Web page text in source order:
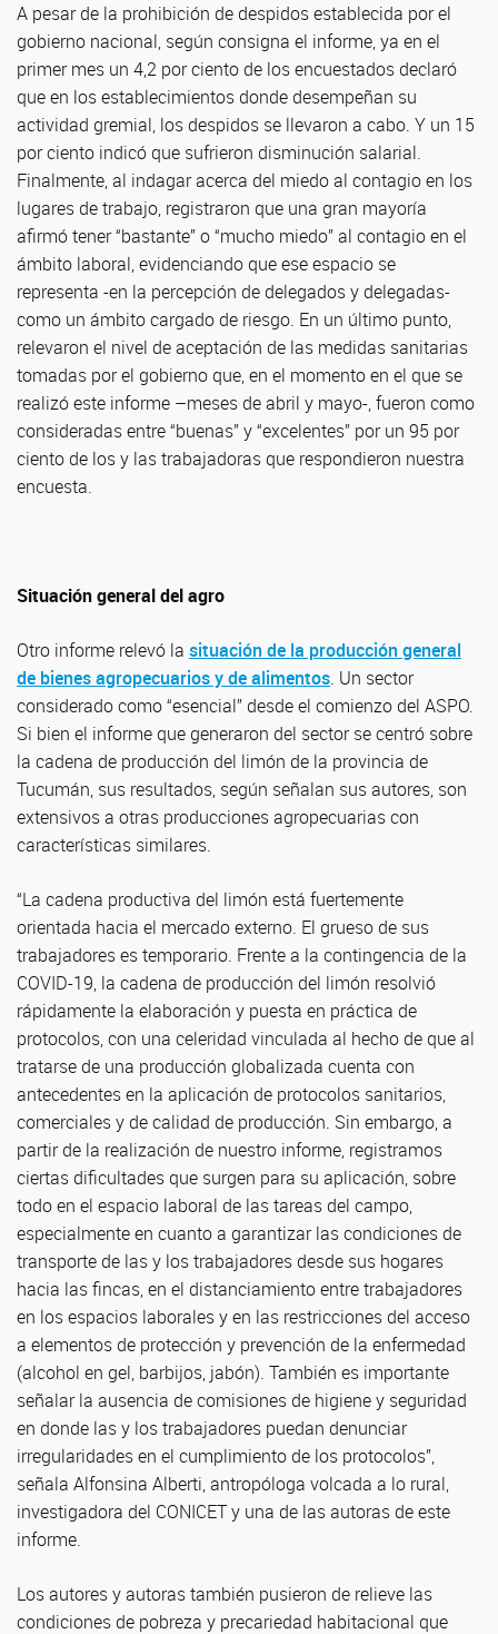
A pesar de la prohibición de despidos establecida por el
gobierno nacional, según consigna el informe, ya en el
primer mes un 4,2 por ciento de los encuestados declaró
que en los establecimientos donde desempeñan su
actividad gremial, los despidos se llevaron a cabo. Y un 15
por ciento indicó que sufrieron disminución salarial.
Finalmente, al indagar acerca del miedo al contagio en los
lugares de trabajo, registraron que una gran mayoría
afirmó tener “bastante” o “mucho miedo” al contagio en el
ámbito laboral, evidenciando que ese espacio se
representa -en la percepción de delegados y delegadas-
como un ámbito cargado de riesgo. En un último punto,
relevaron el nivel de aceptación de las medidas sanitarias
tomadas por el gobierno que, en el momento en el que se
realizó este informe –meses de abril y mayo-, fueron como
consideradas entre “buenas” y “excelentes” por un 95 por
ciento de los y las trabajadoras que respondieron nuestra
encuesta.
Situación general del agro
Otro informe relevó la situación de la producción general
de bienes agropecuarios y de alimentos. Un sector
considerado como “esencial” desde el comienzo del ASPO.
Si bien el informe que generaron del sector se centró sobre
la cadena de producción del limón de la provincia de
Tucumán, sus resultados, según señalan sus autores, son
extensivos a otras producciones agropecuarias con
características similares.
“La cadena productiva del limón está fuertemente
orientada hacia el mercado externo. El grueso de sus
trabajadores es temporario. Frente a la contingencia de la
COVID-19, la cadena de producción del limón resolvió
rápidamente la elaboración y puesta en práctica de
protocolos, con una celeridad vinculada al hecho de que al
tratarse de una producción globalizada cuenta con
antecedentes en la aplicación de protocolos sanitarios,
comerciales y de calidad de producción. Sin embargo, a
partir de la realización de nuestro informe, registramos
ciertas dificultades que surgen para su aplicación, sobre
todo en el espacio laboral de las tareas del campo,
especialmente en cuanto a garantizar las condiciones de
transporte de las y los trabajadores desde sus hogares
hacia las fincas, en el distanciamiento entre trabajadores
en los espacios laborales y en las restricciones del acceso
a elementos de protección y prevención de la enfermedad
(alcohol en gel, barbijos, jabón). También es importante
señalar la ausencia de comisiones de higiene y seguridad
en donde las y los trabajadores puedan denunciar
irregularidades en el cumplimiento de los protocolos”,
señala Alfonsina Alberti, antropóloga volcada a lo rural,
investigadora del CONICET y una de las autoras de este
informe.
Los autores y autoras también pusieron de relieve las
condiciones de pobreza y precariedad habitacional que